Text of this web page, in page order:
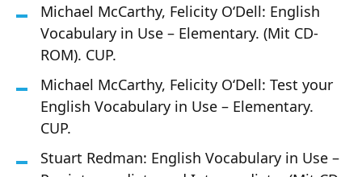
Michael McCarthy, Felicity O‘Dell: English
Vocabulary in Use – Elementary. (Mit CD-
ROM). CUP.
Michael McCarthy, Felicity O‘Dell: Test your
English Vocabulary in Use – Elementary.
CUP.
Stuart Redman: English Vocabulary in Use –